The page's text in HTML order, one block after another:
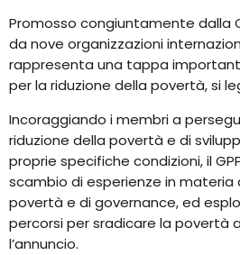
Promosso congiuntamente dalla
da nove organizzazioni
rappresenta una tappa
per la riduzione della povertà, si
Incoraggiando i membri a
riduzione della povertà e di
proprie specifiche condizioni, il
scambio di esperienze in materia
povertà e di governance, ed
percorsi per sradicare la povertà
l’annuncio.